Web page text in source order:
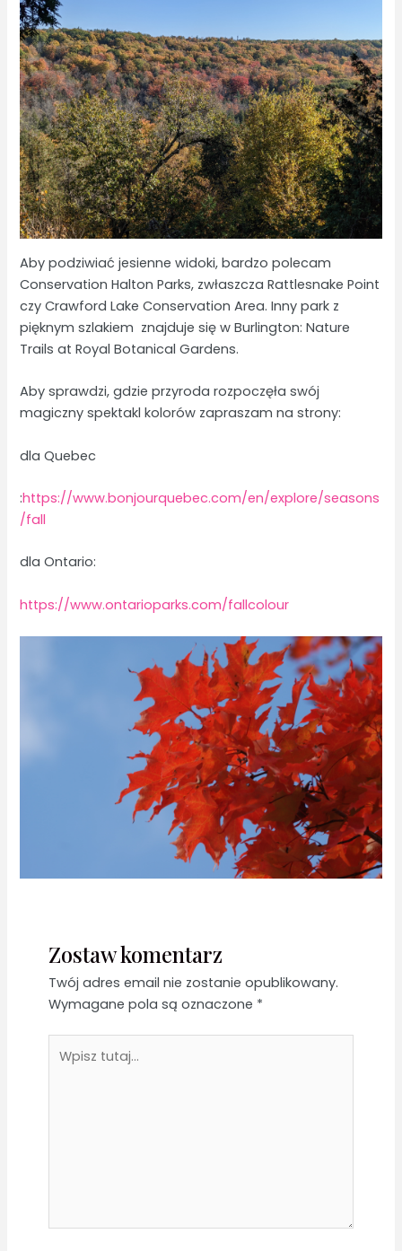
Aby podziwiać jesienne widoki, bardzo polecam
Conservation Halton Parks, zwłaszcza Rattlesnake Point
czy Crawford Lake Conservation Area. Inny park z
pięknym szlakiem znajduje się w Burlington: Nature
Trails at Royal Botanical Gardens.
Aby sprawdzi, gdzie przyroda rozpoczęła swój
magiczny spektakl kolorów zapraszam na strony:
dla Quebec
:https://www.bonjourquebec.com/en/explore/seasons
/fall
dla Ontario:
https://www.ontarioparks.com/fallcolour
Zostaw komentarz
Twój adres email nie zostanie opublikowany.
Wymagane pola są oznaczone *
tutaj...